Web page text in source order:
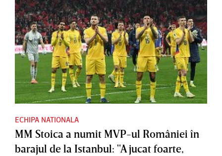
ECHIPA NATIONALA
MM Stoica a numit MVP-ul României în
barajul de la Istanbul: "A jucat foarte,